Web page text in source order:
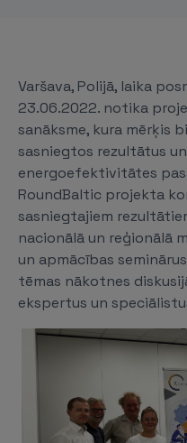
Varšava, Polijā, laika
23.06.2022. notika
sanāksme, kura mērķis
sasniegtos rezultātus
energoefektivitātes
RoundBaltic projekta
sasniegtajiem
nacionālā un reģionālā
un apmācības
tēmas nākotnes
ekspertus un